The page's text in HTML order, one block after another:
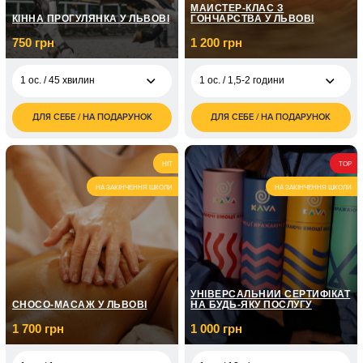
КІННА ПРОГУЛЯНКА У ЛЬВОВІ
750 грн
1 ос. / 45 хвилин
750
грн
2 ос. / 45 хвилин
1 450
грн
3 ос. / 45 хвилин
2 250
грн
ДЛЯ СЕБЕ / НА ПОДАРУНОК
МАЙСТЕР-КЛАС З
ГОНЧАРСТВА У ЛЬВОВІ
1 200 грн
1 ос. / 1,5-2 години
1 200
грн
2 ос. / 1,5-2 години
2 400
грн
ДЛЯ СЕБЕ / НА ПОДАРУНОК
HIT
НА ЗАКІНЧЕННЯ ШКОЛИ
CHOCO-МАСАЖ У ЛЬВОВІ
1 700 грн
TOP
НА ЗАКІНЧЕННЯ ШКОЛИ
УНІВЕРСАЛЬНИЙ СЕРТИФІКАТ
НА БУДЬ-ЯКУ ПОСЛУГУ
1 000 грн